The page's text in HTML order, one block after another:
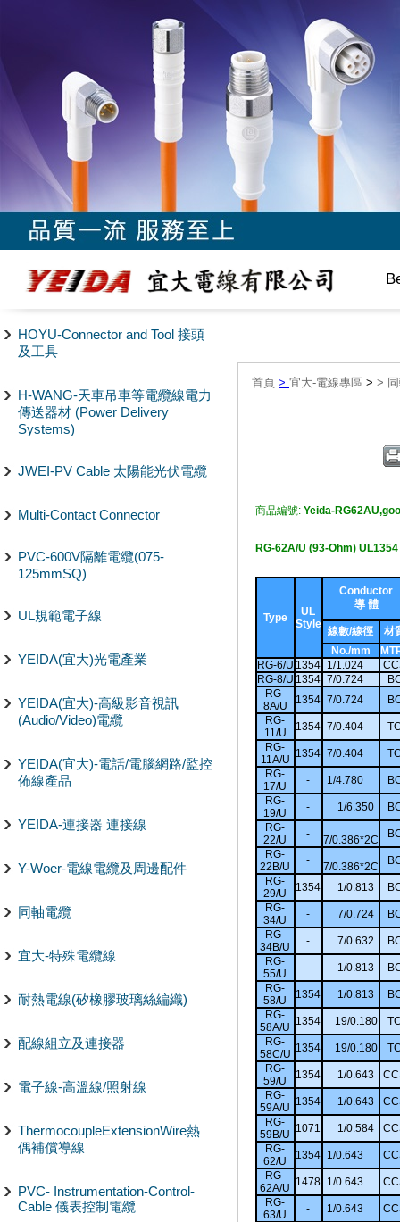
HOYU-Connector and Tool 接頭
及工具
H-WANG-天車吊車等電纜線電力
傳送器材 (Power Delivery
Systems)
JWEI-PV Cable 太陽能光伏電纜
Multi-Contact Connector
PVC-600V隔離電纜(075-
125mmSQ)
UL規範電子線
YEIDA(宜大)光電產業
YEIDA(宜大)-高級影音視訊
(Audio/Video)電纜
YEIDA(宜大)-電話/電腦網路/監控
佈線產品
YEIDA-連接器 連接線
Y-Woer-電線電纜及周邊配件
同軸電纜
宜大-特殊電纜線
耐熱電線(矽橡膠玻璃絲編織)
配線組立及連接器
電子線-高溫線/照射線
ThermocoupleExtensionWire熱
偶補償導線
PVC- Instrumentation-Control-
Cable 儀表控制電纜
首頁 > 宜大-電線專區 > >
商品編號: Yeida-
RG-62A/U (93-Ohm) UL1354
Type
UL
Style
Conductor
導 體
線數/線徑
材
No./mm
RG-6/U 1354 1/1.024
RG-8/U 1354 7/0.724
RG-
8A/U
1354 7/0.724
RG-
11/U
1354 7/0.404
RG-
11A/U 1354 7/0.404
RG-
17/U
- 1/4.780
RG-
19/U
- 1/6.350
RG-
22/U
- 7/0.386*2C
RG-
22B/U
- 7/0.386*2C
RG-
29/U
1354 1/0.813
RG-
34/U
- 7/0.724
RG-
34B/U
- 7/0.632
RG-
55/U
- 1/0.813
RG-
58/U
1354 1/0.813
RG-
58A/U 1354 19/0.180
RG-
58C/U 1354 19/0.180
RG-
59/U
1354 1/0.643
RG-
59A/U 1354 1/0.643
RG-
59B/U 1071 1/0.584
RG-
62/U
1354 1/0.643
RG-
62A/U 1478 1/0.643
RG-
63/U
- 1/0.643